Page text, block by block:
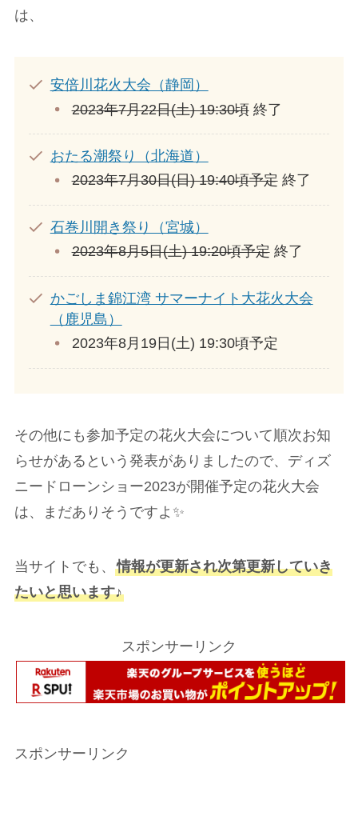
は、
安倍川花火大会（静岡）
2023年7月22日(土) 19:30頃終了
おたる潮祭り（北海道）
2023年7月30日(日) 19:40頃予定終了
石巻川開き祭り（宮城）
2023年8月5日(土) 19:20頃予定終了
かごしま錦江湾 サマーナイト大花火大会
（鹿児島）
2023年8月19日(土) 19:30頃予定
その他にも参加予定の花火大会について順次お知
らせがあるという発表がありましたので、ディズ
ニードローンショー2023が開催予定の花火大会
は、まだありそうですよ✨
当サイトでも、 情報が更新され次第更新していき
たいと思います♪
スポンサーリンク
スポンサーリンク